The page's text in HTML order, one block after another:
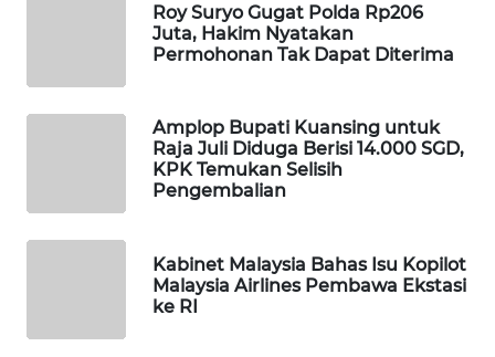
Roy Suryo Gugat Polda Rp206
Juta, Hakim Nyatakan
Permohonan Tak Dapat Diterima
Amplop Bupati Kuansing untuk
Raja Juli Diduga Berisi 14.000 SGD,
KPK Temukan Selisih
Pengembalian
Kabinet Malaysia Bahas Isu Kopilot
Malaysia Airlines Pembawa Ekstasi
ke RI
WAHANA
KELISTRIKAN